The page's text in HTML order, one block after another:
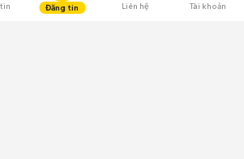
Đăng tin Liên hệ Tài khoản